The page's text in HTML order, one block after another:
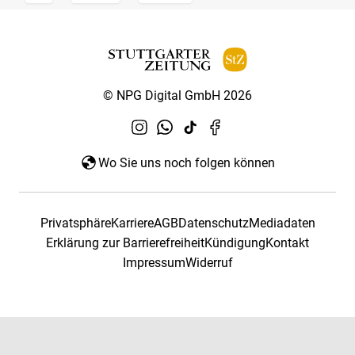
© NPG Digital GmbH 2026
Wo Sie uns noch folgen können
PrivatsphäreKarriereAGBDatenschutzMediadaten
Erklärung zur BarrierefreiheitKündigungKontakt
ImpressumWiderruf